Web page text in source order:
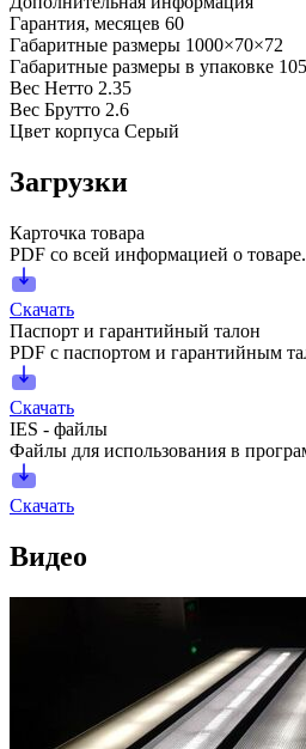
Гарантия, месяцев 60
Габаритные размеры 1000×70×72
Габаритные размеры в упаковке
Вес Нетто 2.35
Вес Брутто 2.6
Цвет корпуса Серый
Загрузки
Карточка товара
PDF со всей информацией о товаре.
Скачать
Паспорт и гарантийный талон
PDF с паспортом и гарантийным
Скачать
IES - файлы
Файлы для использования в
Скачать
Видео